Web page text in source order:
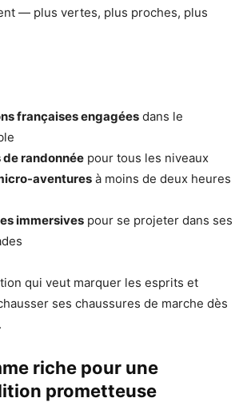
— plus vertes, plus proches, plus
françaises engagées dans le
randonnée pour tous les niveaux
aventures à moins de deux heures
immersives pour se projeter dans ses
qui veut marquer les esprits et
ses chaussures de marche dès
riche pour une
prometteuse